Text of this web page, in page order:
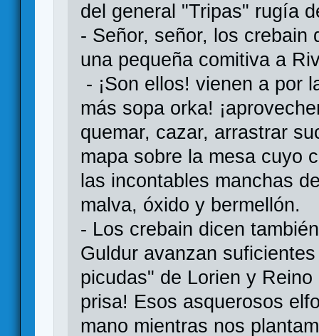
del general "Tripas" rugía
- Señor, señor, los crebain
una pequeña comitiva a
- ¡Son ellos! vienen a por
más sopa orka!
quemar, cazar, arrastrar
mapa sobre la mesa cuyo
las incontables manchas
malva, óxido y bermellón.
- Los crebain dicen
Guldur avanzan
picudas" de Lorien y
prisa! Esos asquerosos
mano mientras nos